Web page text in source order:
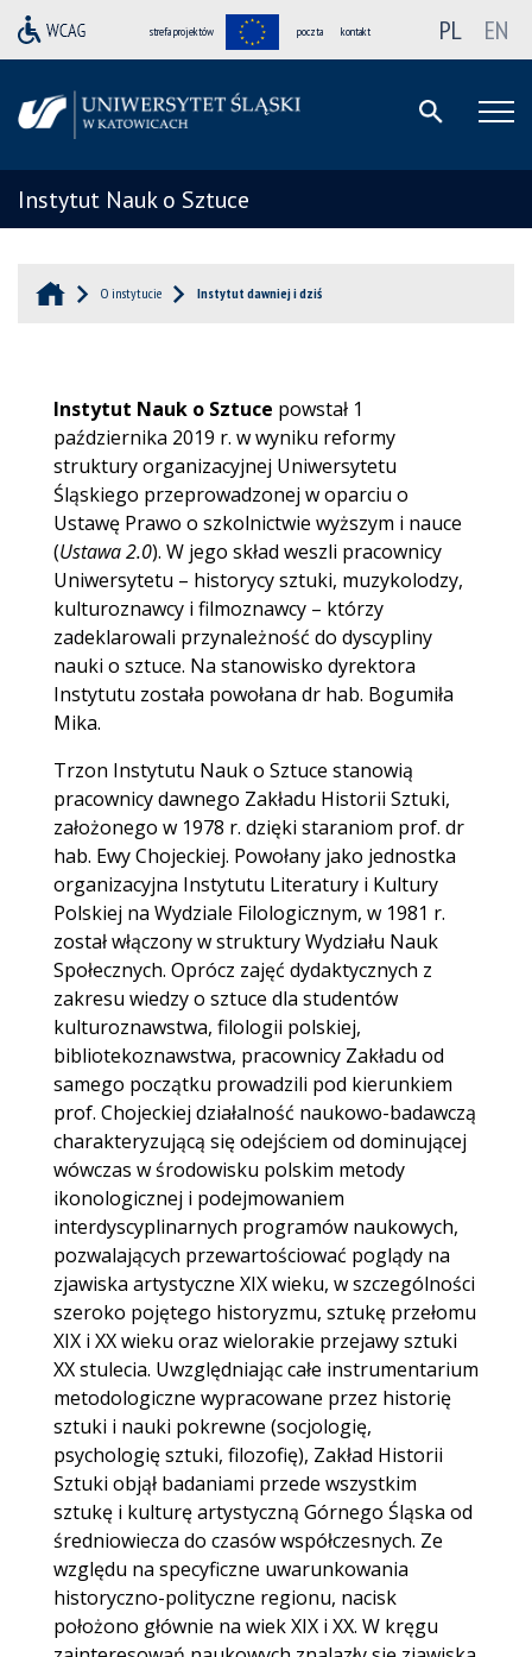
strefa projektów poczta kontakt PL EN
Instytut Nauk o Sztuce
O instytucie Instytut dawniej i dziś
Instytut Nauk o Sztuce powstał 1
października 2019 r. w wyniku reformy
struktury organizacyjnej Uniwersytetu
Śląskiego przeprowadzonej w oparciu o
Ustawę Prawo o szkolnictwie wyższym i nauce
(Ustawa 2.0). W jego skład weszli pracownicy
Uniwersytetu – historycy sztuki, muzykolodzy,
kulturoznawcy i filmoznawcy – którzy
zadeklarowali przynależność do dyscypliny
nauki o sztuce. Na stanowisko dyrektora
Instytutu została powołana dr hab. Bogumiła
Mika.
Trzon Instytutu Nauk o Sztuce stanowią
pracownicy dawnego Zakładu Historii Sztuki,
założonego w 1978 r. dzięki staraniom prof. dr
hab. Ewy Chojeckiej. Powołany jako jednostka
organizacyjna Instytutu Literatury i Kultury
Polskiej na Wydziale Filologicznym, w 1981 r.
został włączony w struktury Wydziału Nauk
Społecznych. Oprócz zajęć dydaktycznych z
zakresu wiedzy o sztuce dla studentów
kulturoznawstwa, filologii polskiej,
bibliotekoznawstwa, pracownicy Zakładu od
samego początku prowadzili pod kierunkiem
prof. Chojeckiej działalność naukowo-badawczą
charakteryzującą się odejściem od dominującej
wówczas w środowisku polskim metody
ikonologicznej i podejmowaniem
interdyscyplinarnych programów naukowych,
pozwalających przewartościować poglądy na
zjawiska artystyczne XIX wieku, w szczególności
szeroko pojętego historyzmu, sztukę przełomu
XIX i XX wieku oraz wielorakie przejawy sztuki
XX stulecia. Uwzględniając całe instrumentarium
metodologiczne wypracowane przez historię
sztuki i nauki pokrewne (socjologię,
psychologię sztuki, filozofię), Zakład Historii
Sztuki objął badaniami przede wszystkim
sztukę i kulturę artystyczną Górnego Śląska od
średniowiecza do czasów współczesnych. Ze
względu na specyficzne uwarunkowania
historyczno-polityczne regionu, nacisk
położono głównie na wiek XIX i XX. W kręgu